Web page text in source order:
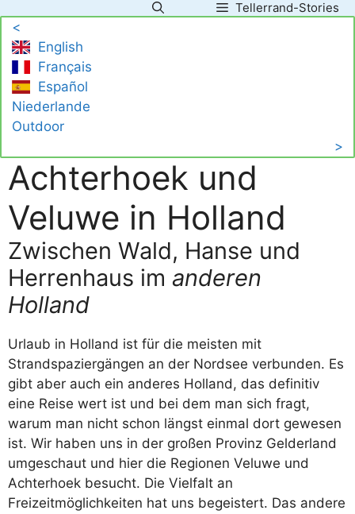
Inhalt
springen
Tellerrand-Stories
<
English
Français
Español
Niederlande
Outdoor
>
Achterhoek und
Veluwe in Holland
Zwischen Wald, Hanse und
Herrenhaus im anderen
Holland
Urlaub in Holland ist für die meisten mit
Strandspaziergängen an der Nordsee verbunden. Es
gibt aber auch ein anderes Holland, das definitiv
eine Reise wert ist und bei dem man sich fragt,
warum man nicht schon längst einmal dort gewesen
ist. Wir haben uns in der großen Provinz Gelderland
umgeschaut und hier die Regionen Veluwe und
Achterhoek besucht. Die Vielfalt an
Freizeitmöglichkeiten hat uns begeistert. Das andere